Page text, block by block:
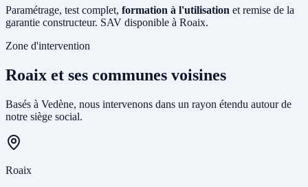
Paramétrage, test complet, formation à l'utilisation et remise de la
garantie constructeur. SAV disponible à Roaix.
Zone d'intervention
Roaix et ses communes voisines
Basés à Vedène, nous intervenons dans un rayon étendu autour de
notre siège social.
Roaix